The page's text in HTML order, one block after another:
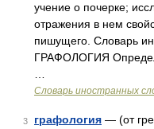
учение о почерке;
отражения в нем
пишущего. Словарь
ГРАФОЛОГИЯ
Словарь иностранных
3 графология — (от